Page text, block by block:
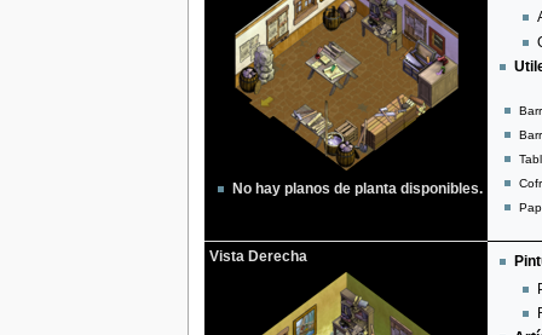
No hay planos de planta disponibles.
Vista Derecha